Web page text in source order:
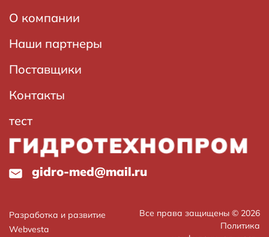
О компании
Наши партнеры
Поставщики
Контакты
тест
gidro-med@mail.ru
Разработка и развитие
Webvesta
Все права защищены © 2026
Политика